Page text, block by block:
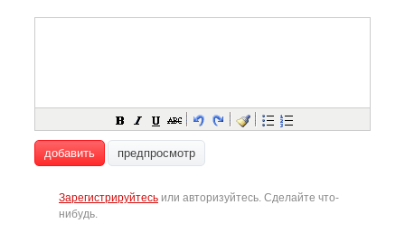
добавить предпросмотр
Зарегистрируйтесь или авторизуйтесь. Сделайте что-
нибудь.